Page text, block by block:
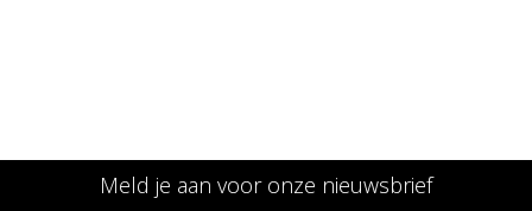
Meld je aan voor onze nieuwsbrief